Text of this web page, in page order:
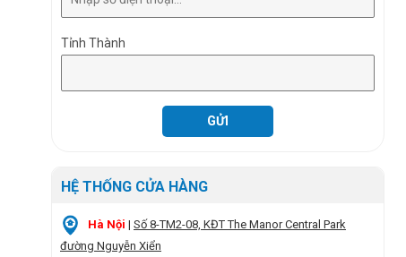
Tỉnh Thành
HỆ THỐNG CỬA HÀNG
Hà Nội | Số 8-TM2-08, KĐT The Manor Central Park
đường Nguyễn Xiển